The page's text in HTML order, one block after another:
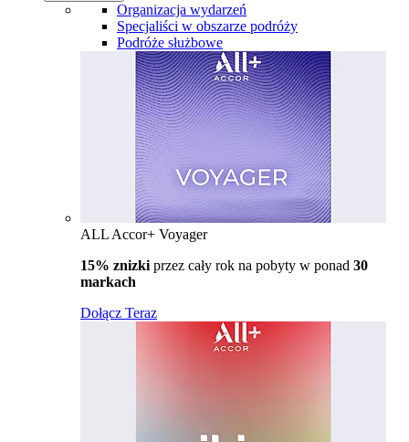
Organizacja wydarzeń
Specjaliści w obszarze podróży
Podróże służbowe
ALL Accor+ Voyager
15% znizki przez cały rok na pobyty w ponad 30
markach
Dołącz Teraz